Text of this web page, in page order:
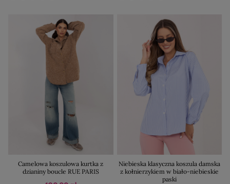
Camelowa koszulowa kurtka z
dzianiny boucle RUE PARIS
Niebieska klasyczna koszula damska
z kołnierzykiem w biało-niebieskie
paski